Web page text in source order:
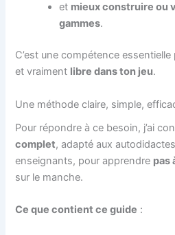
et mieux construire ou
gammes.
C’est une compétence
et vraiment libre dans ton jeu.
Une méthode claire, simple,
Pour répondre à ce besoin, j’ai
complet, adapté aux
enseignants, pour apprendre pas
sur le manche.
Ce que contient ce guide :